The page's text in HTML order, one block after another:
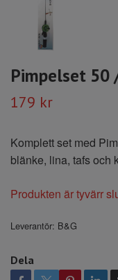
Pimpelset 50
179 kr
Komplett set med
blänke, lina, tafs och
Produkten är tyvärr
Leverantör: B&G
Dela